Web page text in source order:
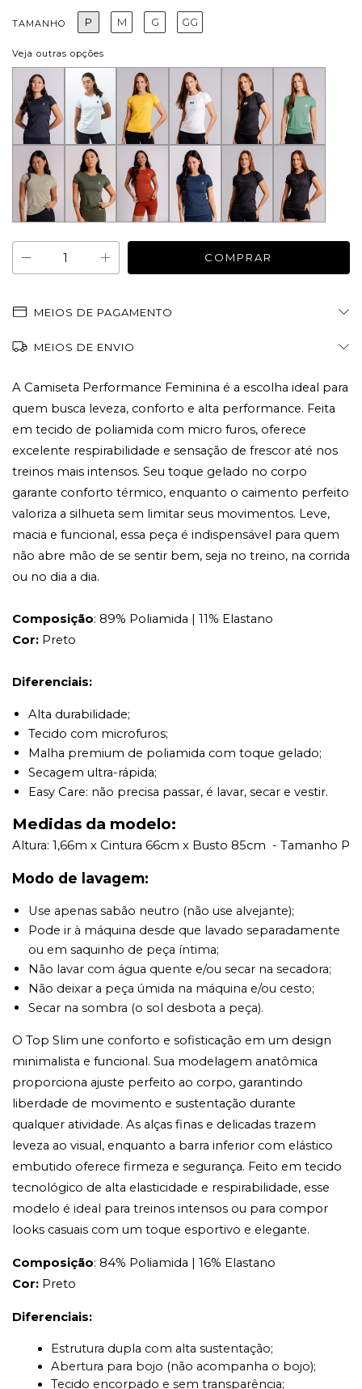
TAMANHO P M G GG
Veja outras opções
MEIOS DE PAGAMENTO
MEIOS DE ENVIO
A Camiseta Performance Feminina é a escolha ideal para
quem busca leveza, conforto e alta performance. Feita
em tecido de poliamida com micro furos, oferece
excelente respirabilidade e sensação de frescor até nos
treinos mais intensos. Seu toque gelado no corpo
garante conforto térmico, enquanto o caimento perfeito
valoriza a silhueta sem limitar seus movimentos. Leve,
macia e funcional, essa peça é indispensável para quem
não abre mão de se sentir bem, seja no treino, na corrida
ou no dia a dia.
Composição: 89% Poliamida | 11% Elastano
Cor: Preto
Diferenciais:
Alta durabilidade;
Tecido com microfuros;
Malha premium de poliamida com toque gelado;
Secagem ultra-rápida;
Easy Care: não precisa passar, é lavar, secar e vestir.
Medidas da modelo:
Altura: 1,66m x Cintura 66cm x Busto 85cm - Tamanho P
Modo de lavagem:
Use apenas sabão neutro (não use alvejante);
Pode ir à máquina desde que lavado separadamente
ou em saquinho de peça íntima;
Não lavar com água quente e/ou secar na secadora;
Não deixar a peça úmida na máquina e/ou cesto;
Secar na sombra (o sol desbota a peça).
O Top Slim une conforto e sofisticação em um design
minimalista e funcional. Sua modelagem anatômica
proporciona ajuste perfeito ao corpo, garantindo
liberdade de movimento e sustentação durante
qualquer atividade. As alças finas e delicadas trazem
leveza ao visual, enquanto a barra inferior com elástico
embutido oferece firmeza e segurança. Feito em tecido
tecnológico de alta elasticidade e respirabilidade, esse
modelo é ideal para treinos intensos ou para compor
looks casuais com um toque esportivo e elegante.
Composição: 84% Poliamida | 16% Elastano
Cor: Preto
Diferenciais:
Estrutura dupla com alta sustentação;
Abertura para bojo (não acompanha o bojo);
Tecido encorpado e sem transparência;